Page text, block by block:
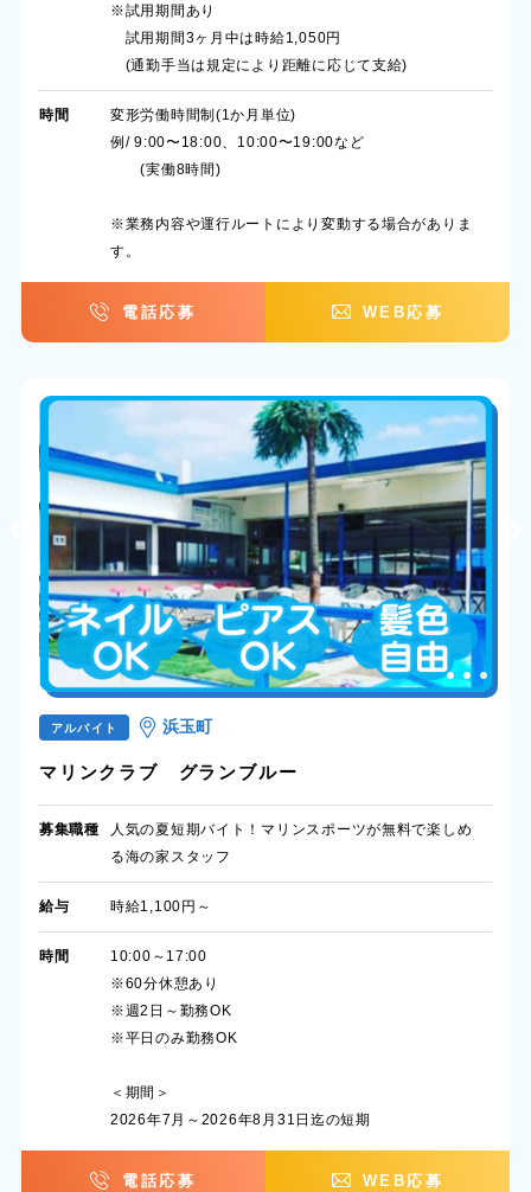
※試用期間あり
試用期間3ヶ月中は時給1,050円
(通勤手当は規定により距離に応じて支給)
時間
変形労働時間制(1か月単位)
例/ 9:00〜18:00、10:00〜19:00など
(実働8時間)
※業務内容や運行ルートにより変動する場合がありま
す。
電話応募 WEB応募
アルバイト 浜玉町
マリンクラブ グランブルー
募集職種
人気の夏短期バイト！マリンスポーツが無料で楽しめ
る海の家スタッフ
給与 時給1,100円～
時間
10:00～17:00
※60分休憩あり
※週2日～勤務OK
※平日のみ勤務OK
＜期間＞
2026年7月～2026年8月31日迄の短期
電話応募 WEB応募